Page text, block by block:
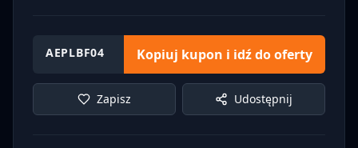
AEPLBF04 Kopiuj kupon i idź do oferty
Zapisz Udostępnij